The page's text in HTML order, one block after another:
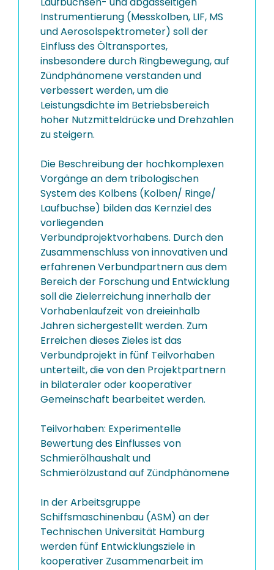
Instrumentierung (Messkolben, LIF, MS
und Aerosolspektrometer) soll der
Einfluss des Öltransportes,
insbesondere durch Ringbewegung, auf
Zündphänomene verstanden und
verbessert werden, um die
Leistungsdichte im Betriebsbereich
hoher Nutzmitteldrücke und Drehzahlen
zu steigern.
Die Beschreibung der hochkomplexen
Vorgänge an dem tribologischen
System des Kolbens (Kolben/ Ringe/
Laufbuchse) bilden das Kernziel des
vorliegenden
Verbundprojektvorhabens. Durch den
Zusammenschluss von innovativen und
erfahrenen Verbundpartnern aus dem
Bereich der Forschung und Entwicklung
soll die Zielerreichung innerhalb der
Vorhabenlaufzeit von dreieinhalb
Jahren sichergestellt werden. Zum
Erreichen dieses Zieles ist das
Verbundprojekt in fünf Teilvorhaben
unterteilt, die von den Projektpartnern
in bilateraler oder kooperativer
Gemeinschaft bearbeitet werden.
Teilvorhaben: Experimentelle
Bewertung des Einflusses von
Schmierölhaushalt und
Schmierölzustand auf Zündphänomene
In der Arbeitsgruppe
Schiffsmaschinenbau (ASM) an der
Technischen Universität Hamburg
werden fünf Entwicklungsziele in
kooperativer Zusammenarbeit im